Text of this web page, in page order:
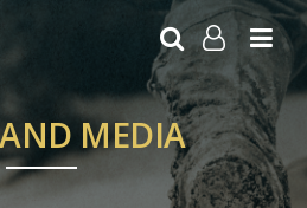
LOG IN
SIGN UP
AND MEDIA